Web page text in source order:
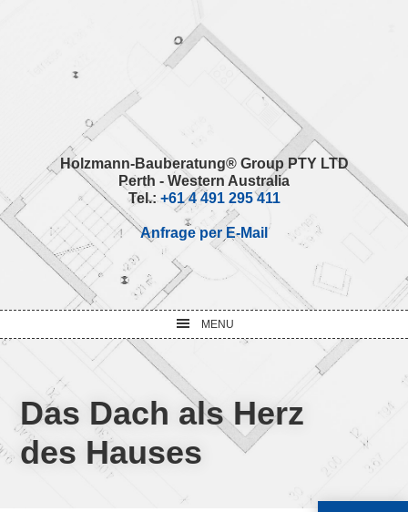
Holzmann-Bauberatung® Group PTY LTD
Perth - Western Australia
Tel.: +61 4 491 295 411
Anfrage per E-Mail
MENU
Das Dach als Herz
des Hauses